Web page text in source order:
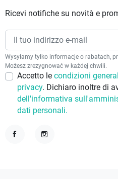
Ricevi notifiche su novità e
Wysyłamy tylko informacje o rabatach,
Możesz zrezygnować w każdej chwili.
Accetto le condizioni
privacy. Dichiaro inoltre di
dell'informativa
dati personali.